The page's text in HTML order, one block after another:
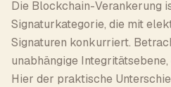
Die Blockchain-Verankerung
Signaturkategorie, die mit
Signaturen konkurriert.
unabhängige
Hier der praktische